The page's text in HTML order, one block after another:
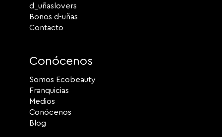
d_uñaslovers
Bonos d-uñas
Contacto
Conócenos
Somos Ecobeauty
Franquicias
Medios
Conócenos
Blog